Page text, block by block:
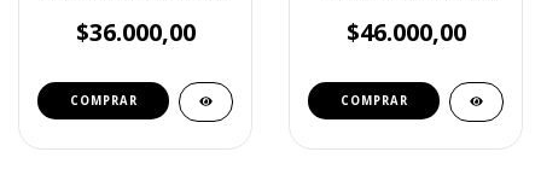
$36.000,00 $46.000,00